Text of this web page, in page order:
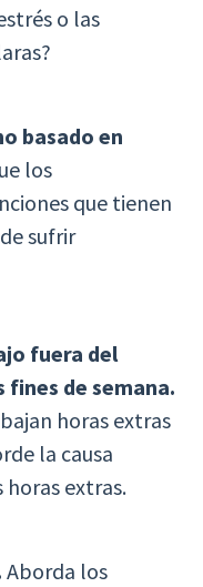
o las
basado en
los
que tienen
sufrir
fuera del
de semana.
horas extras
la causa
extras.
Aborda los